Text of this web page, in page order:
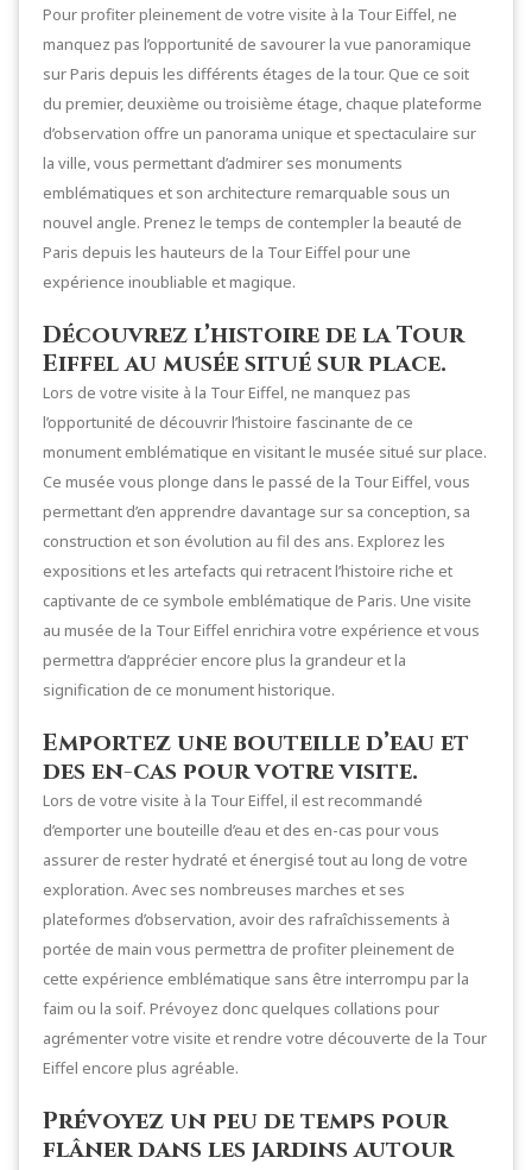
Pour profiter pleinement de votre visite à la Tour Eiffel, ne
manquez pas l’opportunité de savourer la vue panoramique
sur Paris depuis les différents étages de la tour. Que ce soit
du premier, deuxième ou troisième étage, chaque plateforme
d’observation offre un panorama unique et spectaculaire sur
la ville, vous permettant d’admirer ses monuments
emblématiques et son architecture remarquable sous un
nouvel angle. Prenez le temps de contempler la beauté de
Paris depuis les hauteurs de la Tour Eiffel pour une
expérience inoubliable et magique.
Découvrez l’histoire de la Tour
Eiffel au musée situé sur place.
Lors de votre visite à la Tour Eiffel, ne manquez pas
l’opportunité de découvrir l’histoire fascinante de ce
monument emblématique en visitant le musée situé sur place.
Ce musée vous plonge dans le passé de la Tour Eiffel, vous
permettant d’en apprendre davantage sur sa conception, sa
construction et son évolution au fil des ans. Explorez les
expositions et les artefacts qui retracent l’histoire riche et
captivante de ce symbole emblématique de Paris. Une visite
au musée de la Tour Eiffel enrichira votre expérience et vous
permettra d’apprécier encore plus la grandeur et la
signification de ce monument historique.
Emportez une bouteille d’eau et
des en-cas pour votre visite.
Lors de votre visite à la Tour Eiffel, il est recommandé
d’emporter une bouteille d’eau et des en-cas pour vous
assurer de rester hydraté et énergisé tout au long de votre
exploration. Avec ses nombreuses marches et ses
plateformes d’observation, avoir des rafraîchissements à
portée de main vous permettra de profiter pleinement de
cette expérience emblématique sans être interrompu par la
faim ou la soif. Prévoyez donc quelques collations pour
agrémenter votre visite et rendre votre découverte de la Tour
Eiffel encore plus agréable.
Prévoyez un peu de temps pour
flâner dans les jardins autour